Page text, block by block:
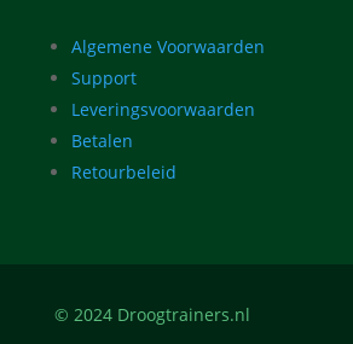
Algemene Voorwaarden
Support
Leveringsvoorwaarden
Betalen
Retourbeleid
© 2024 Droogtrainers.nl